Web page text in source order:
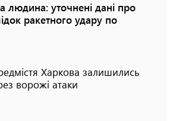
людина: уточнені дані про
ракетного удару по
Харкова залишились
ворожі атаки